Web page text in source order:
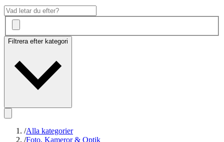
Filtrera efter kategori
/Alla kategorier
/Foto, Kameror & Optik